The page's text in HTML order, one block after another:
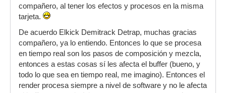
compañero, al tener los efectos y procesos en la misma
tarjeta.
De acuerdo Elkick Demitrack Detrap, muchas gracias
compañero, ya lo entiendo. Entonces lo que se procesa
en tiempo real son los pasos de composición y mezcla,
entonces a estas cosas sí les afecta el buffer (bueno, y
todo lo que sea en tiempo real, me imagino). Entonces el
render procesa siempre a nivel de software y no le afecta